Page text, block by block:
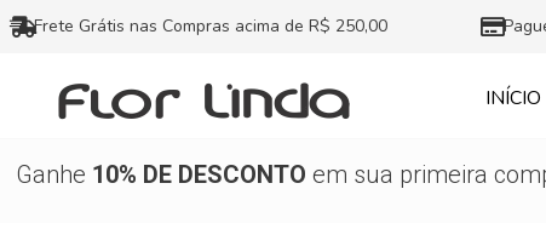
Ir
para
conteúdo
Frete Grátis nas Compras acima de R$ 250,00
INÍCIO
Ganhe 10% DE DESCONTO em sua primeira